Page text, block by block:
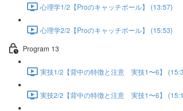
心理学1/2【Proのキャッチボール】 (13:57)
心理学2/2【Proのキャッチボール】 (15:53)
Program 13
実技1/2【背中の特徴と注意 実技1〜6】
実技2/2【背中の特徴と注意 実技1〜6】